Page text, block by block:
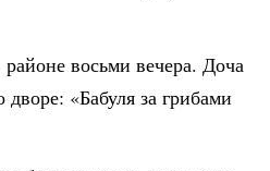
восьми вечера. Доча
«Бабуля за грибами